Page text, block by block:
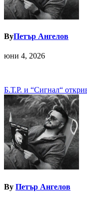
ByПетър Ангелов
юни 4, 2026
Навигация
Б.Т.Р. и “Сигнал“
By Петър Ангелов